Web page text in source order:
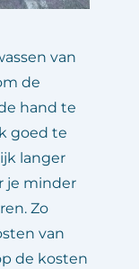
van
de
hand te
goed te
langer
je minder
Zo
van
de kosten